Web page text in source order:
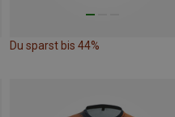
Du sparst bis 44%